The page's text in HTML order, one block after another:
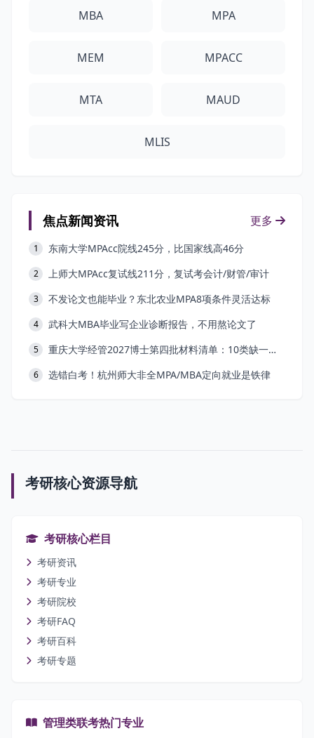
MBA MPA
MEM MPACC
MTA MAUD
MLIS
焦点新闻资讯 更多
1 东南大学MPAcc院线245分，比国家线高46分
2 上师大MPAcc复试线211分，复试考会计/财管/审计
3 不发论文也能毕业？东北农业MPA8项条件灵活达标
4 武科大MBA毕业写企业诊断报告，不用熬论文了
5 重庆大学经管2027博士第四批材料清单：10类缺一不可
6 选错白考！杭州师大非全MPA/MBA定向就业是铁律
考研核心资源导航
考研核心栏目
考研资讯
考研专业
考研院校
考研FAQ
考研百科
考研专题
管理类联考热门专业